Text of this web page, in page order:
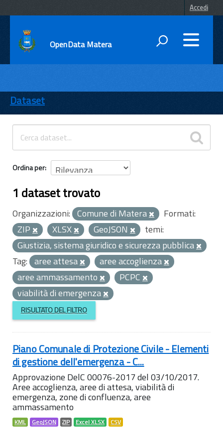
Accedi
OpenData Matera
ENTI
TEMI
INFORMAZIONI
Dataset
Ordina per
1 dataset trovato
Organizzazioni: Comune di Matera
Formati:
ZIP
XLSX GeoJSON
temi:
Giustizia, sistema giuridico e sicurezza pubblica
Tag: aree attesa
aree accoglienza
aree ammassamento
PCPC
viabilità di emergenza
RISULTATO DEL FILTRO
Piano Comunale di Protezione Civile - Elementi
di gestione dell'emergenza - C...
Approvazione DelC 00076-2017 del 03/10/2017.
Aree accoglienza, aree di attesa, viabilità di
emergenza, zone di confluenza, aree
ammassamento
KML GeoJSON ZIP Excel XLSX CSV